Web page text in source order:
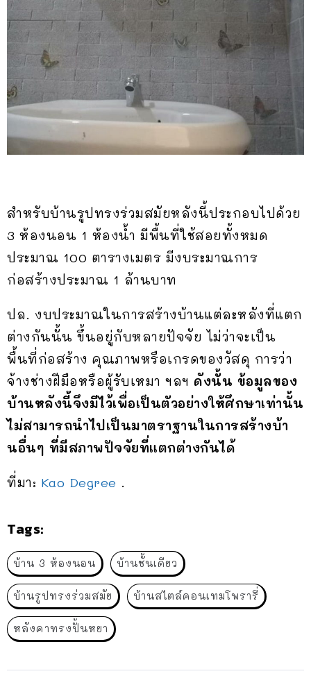
สำหรับบ้านรูปทรงร่วมสมัยหลังนี้ประกอบไปด้วย
3 ห้องนอน 1 ห้องน้ำ มีพื้นที่ใช้สอยทั้งหมด
ประมาณ 100 ตารางเมตร มีงบระมาณการ
ก่อสร้างประมาณ 1 ล้านบาท
ปล. งบประมาณในการสร้างบ้านแต่ละหลังที่แตก
ต่างกันนั้น ขึ้นอยู่กับหลายปัจจัย ไม่ว่าจะเป็น
พื้นที่ก่อสร้าง คุณภาพหรือเกรดของวัสดุ การว่า
จ้างช่างฝีมือหรือผู้รับเหมา ฯลฯ ดังนั้น ข้อมูลของ
บ้านหลังนี้จึงมีไว้เพื่อเป็นตัวอย่างให้ศึกษาเท่านั้น
ไม่สามารถนำไปเป็นมาตราฐานในการสร้างบ้า
นอื่นๆ ที่มีสภาพปัจจัยที่แตกต่างกันได้
ที่มา: Kao Degree .
Tags:
บ้าน 3 ห้องนอน บ้านชั้นเดียว
บ้านรูปทรงร่วมสมัย บ้านสไตล์คอนเทมโพรารี่
หลังคาทรงปั้นหยา